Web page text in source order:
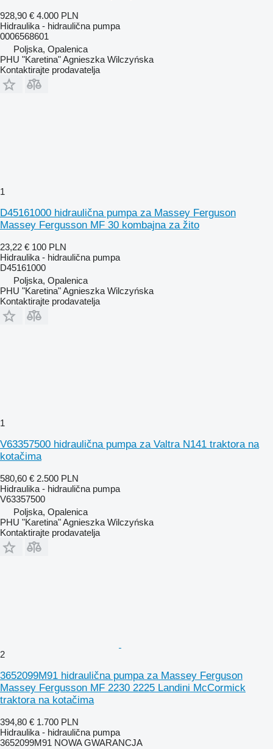
928,90 € 4.000 PLN
Hidraulika - hidraulična pumpa
0006568601
Poljska, Opalenica
PHU "Karetina" Agnieszka Wilczyńska
Kontaktirajte prodavatelja
1
D45161000 hidraulična pumpa za Massey Ferguson
Massey Fergusson MF 30 kombajna za žito
23,22 € 100 PLN
Hidraulika - hidraulična pumpa
D45161000
Poljska, Opalenica
PHU "Karetina" Agnieszka Wilczyńska
Kontaktirajte prodavatelja
1
V63357500 hidraulična pumpa za Valtra N141 traktora na
kotačima
580,60 € 2.500 PLN
Hidraulika - hidraulična pumpa
V63357500
Poljska, Opalenica
PHU "Karetina" Agnieszka Wilczyńska
Kontaktirajte prodavatelja
2
3652099M91 hidraulična pumpa za Massey Ferguson
Massey Fergusson MF 2230 2225 Landini McCormick
traktora na kotačima
394,80 € 1.700 PLN
Hidraulika - hidraulična pumpa
3652099M91 NOWA GWARANCJA